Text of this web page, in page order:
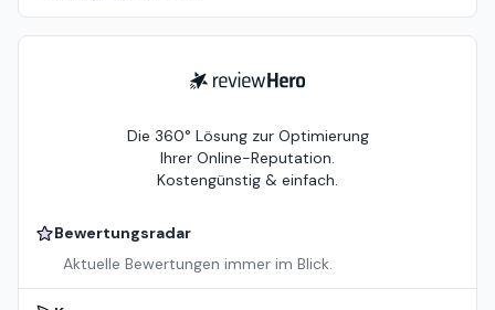
ReviewHero
Die 360° Lösung zur Optimierung
Ihrer Online-Reputation.
Kostengünstig & einfach.
Bewertungsradar
Aktuelle Bewertungen immer im Blick.